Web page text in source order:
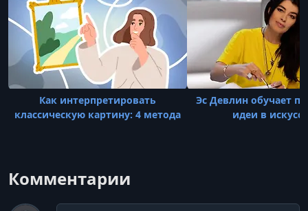
Как интерпретировать
классическую картину: 4 метода
Эс Девлин обучает
идеи в
Комментарии